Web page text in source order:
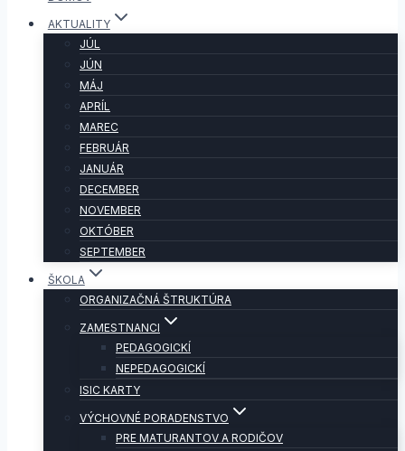
AKTUALITY
JÚL
JÚN
MÁJ
APRÍL
MAREC
FEBRUÁR
JANUÁR
DECEMBER
NOVEMBER
OKTÓBER
SEPTEMBER
ŠKOLA
ORGANIZAČNÁ ŠTRUKTÚRA
ZAMESTNANCI
PEDAGOGICKÍ
NEPEDAGOGICKÍ
ISIC KARTY
VÝCHOVNÉ PORADENSTVO
PRE MATURANTOV A RODIČOV